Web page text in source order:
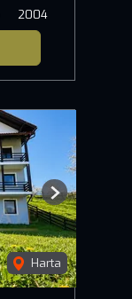
2004
Harta
Next